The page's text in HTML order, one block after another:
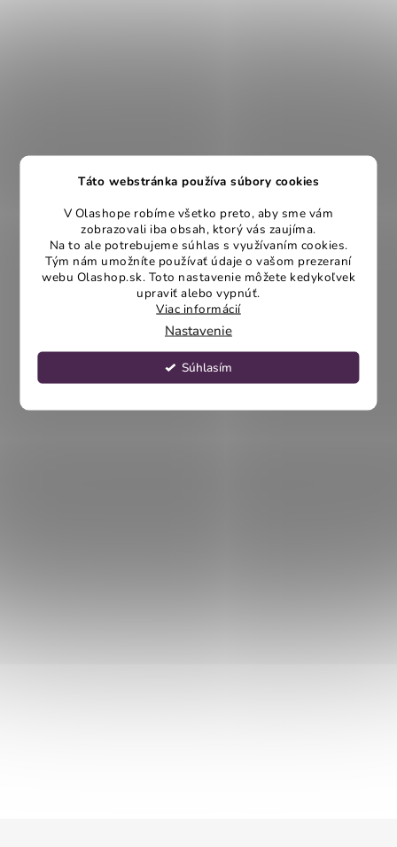
Táto webstránka používa súbory cookies
V Olashope robíme všetko preto, aby sme vám
zobrazovali iba obsah, ktorý vás zaujíma.
Na to ale potrebujeme súhlas s využívaním cookies.
Tým nám umožníte používať údaje o vašom prezeraní
webu Olashop.sk. Toto nastavenie môžete kedykoľvek
upraviť alebo vypnúť.
Viac informácií
Nastavenie
Súhlasím